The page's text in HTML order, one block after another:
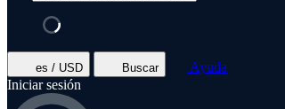
es / USD Buscar
Ayuda
Iniciar sesión